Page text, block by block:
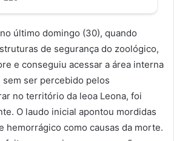
último domingo (30), quando
de segurança do zoológico,
e conseguiu acessar a área interna
ser percebido pelos
no território da leoa Leona, foi
O laudo inicial apontou mordidas
hemorrágico como causas da morte.